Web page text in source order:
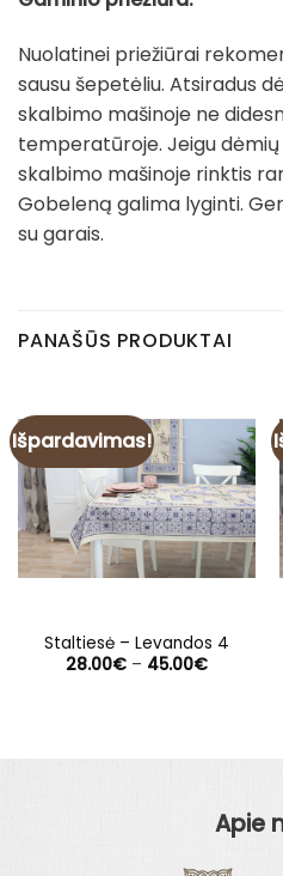
Nuolatinei priežiūrai
sausu šepetėliu. Atsiradus
skalbimo mašinoje ne
temperatūroje. Jeigu
skalbimo mašinoje rinktis
Gobeleną galima lyginti.
su garais.
PANAŠŪS PRODUKTAI
Išpardavimas!
Staltiesė – Levandos 4
28.00€ – 45.00€Price
Apie